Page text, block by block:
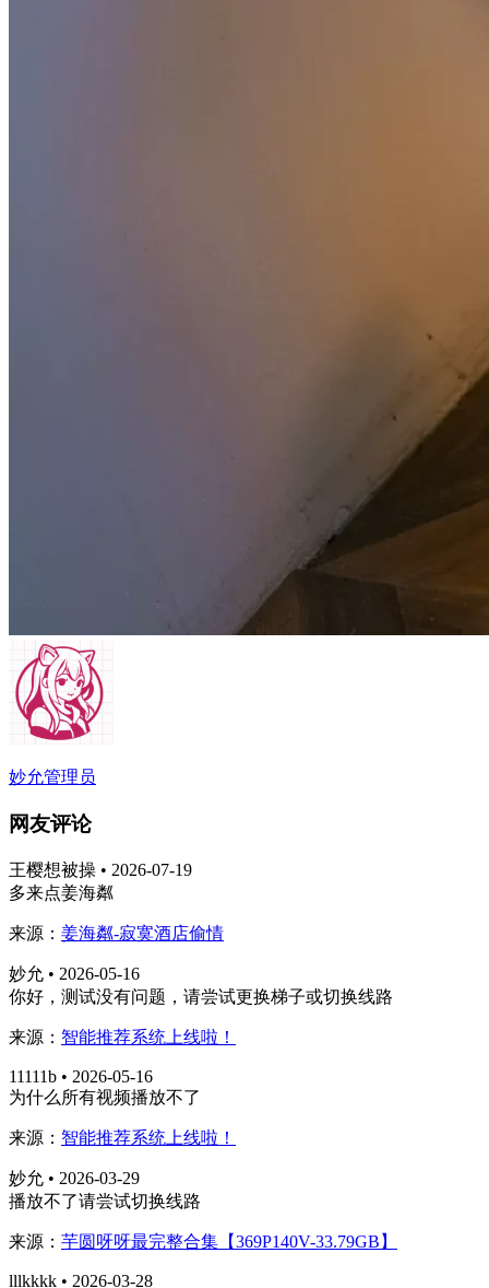
妙允管理员
网友评论
王樱想被操 • 2026-07-19
多来点姜海粼
来源： 姜海粼-寂寞酒店偷情
妙允 • 2026-05-16
你好，测试没有问题，请尝试更换梯子或切换线路
来源： 智能推荐系统上线啦！
11111b • 2026-05-16
为什么所有视频播放不了
来源： 智能推荐系统上线啦！
妙允 • 2026-03-29
播放不了请尝试切换线路
来源： 芋圆呀呀最完整合集【369P140V-33.79GB】
lllkkkk • 2026-03-28